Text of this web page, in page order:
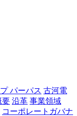
パーパス 古河電
要 沿革 事業領域
コーポレートガバナ